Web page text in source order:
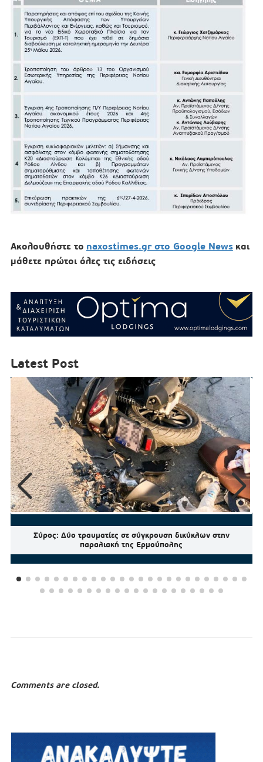
Ακολουθήστε το naxostimes.gr στο Google News και
μάθετε πρώτοι όλες τις ειδήσεις
Latest Post
Σύρος: Δύο τραυματίες σε σύγκρουση δικύκλων στην
παραλιακή της Ερμούπολης
Comments are closed.